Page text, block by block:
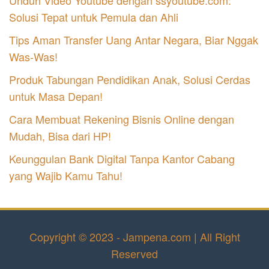
Solusi Tepat untuk Pemula dan Ahli
Tips Aman Transfer Uang Antar Negara, Biar Nggak
Was-Was!
Produk Tabungan Pendidikan Anak, Solusi Cerdas
untuk Masa Depan!
Cara Membuat Rekening Bisnis Online dengan
Mudah, Bisa dari HP!
Keunggulan Bank Digital Tanpa Kantor Cabang
yang Wajib Kamu Tahu!
Copyright © 2023 - Jampena.com | All Right
Reserved